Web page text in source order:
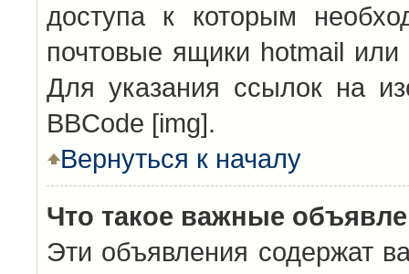
доступа к которым
почтовые ящики hotmail
Для указания ссылок на
BBCode [img].
Вернуться к началу
Что такое важные
Эти объявления содержат